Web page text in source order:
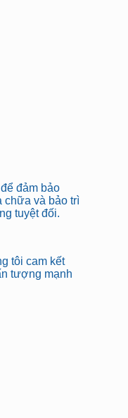
đảm bảo
chữa và bảo trì
tuyệt đối.
tôi cam kết
tượng mạnh